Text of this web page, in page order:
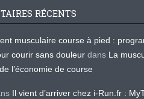
RÉCENTS
musculaire course à pied :
courir sans douleur dans La
l’économie de course
Il vient d’arriver chez i-Run.fr :